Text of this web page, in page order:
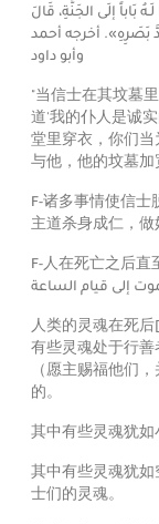
بَاباً إلَى الجَنَّةِ، قَالَ
بَصَرِهِ». أخرجه أحمد
وأبو داود
"当信士在其坟墓
道'我的仆人是诚
堂里穿衣，你们
与他，他的坟墓加
F-诸多事情使信士
主道杀身成仁，做
F-人在死亡之后直
إلى قيام الساعة
人类的灵魂在死后
有些灵魂处于行
（愿主赐福他们
的。
其中有些灵魂犹如
其中有些灵魂犹
士们的灵魂。